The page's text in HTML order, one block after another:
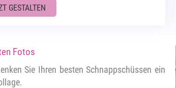
GESTALTEN
Fotos
Sie Ihren besten Schnappschüssen ein